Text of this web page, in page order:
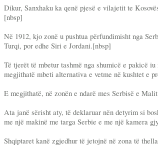
Dikur, Sanxhaku ka qenë pjesë e vilajetit te
[nbsp]
Në 1912, kjo zonë u pushtua përfundimisht nga
Turqi, por edhe Siri e Jordani.[nbsp]
Të tjerët të mbetur tashmë nga shumicë e pakicë
megjithatë mbeti alternativa e vetme në kushtet e
E megjithatë, në zonën e ndarë mes Serbisë e
Ata janë sërisht aty, të deklaruar nën detyrim si
me një makinë me targa Serbie e me një kamera
Shqiptaret kanë zgjedhur të jetojnë në zona të